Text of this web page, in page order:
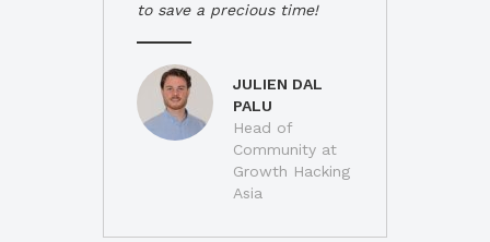
to save a precious time!
JULIEN DAL
PALU
Head of
Community at
Growth Hacking
Asia